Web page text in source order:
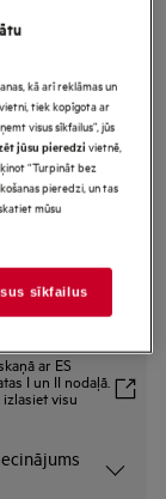
glāzēm.
veidiem.
ar ES
I un II nodaļā.
visu
kā arī reklāmas un
tiek kopīgota ar
visus sīkfailus”, jūs
jūsu pieredzivietnē,
“Turpināt bez
pieredzi, un tas
mūsu
sīkfailus